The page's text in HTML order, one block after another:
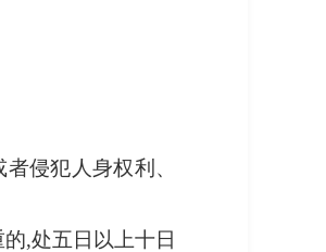
侵犯人身权利、
,处五日以上十日